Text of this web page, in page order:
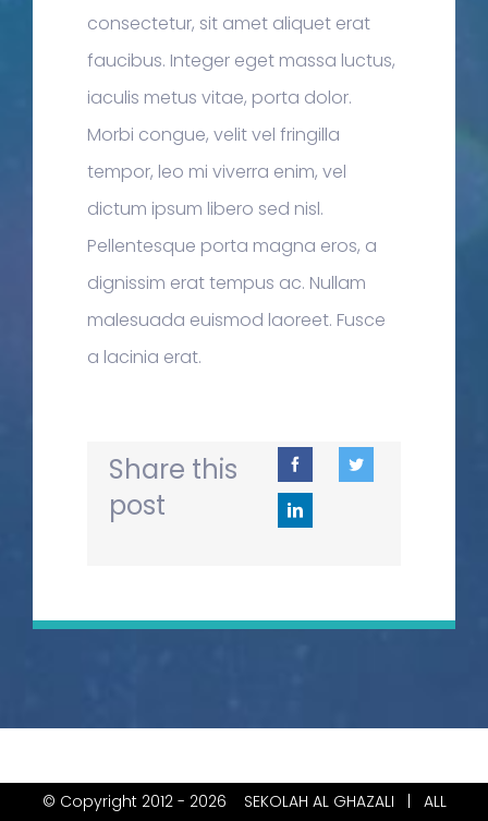
consectetur, sit amet aliquet erat
faucibus. Integer eget massa luctus,
iaculis metus vitae, porta dolor.
Morbi congue, velit vel fringilla
tempor, leo mi viverra enim, vel
dictum ipsum libero sed nisl.
Pellentesque porta magna eros, a
dignissim erat tempus ac. Nullam
malesuada euismod laoreet. Fusce
a lacinia erat.
Share this
post
© Copyright 2012 - 2026 SEKOLAH AL GHAZALI | ALL